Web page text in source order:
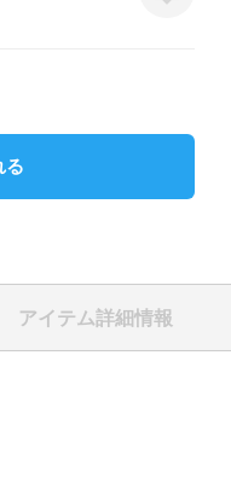
る
アイテム詳細情報